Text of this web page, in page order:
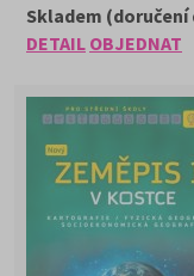
DETAIL OBJEDNAT
Skladem (doručení